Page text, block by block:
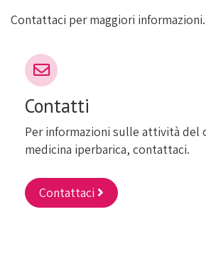
Contattaci per maggiori informazioni.
Contatti
Per informazioni sulle attività del
medicina iperbarica, contattaci.
Contattaci